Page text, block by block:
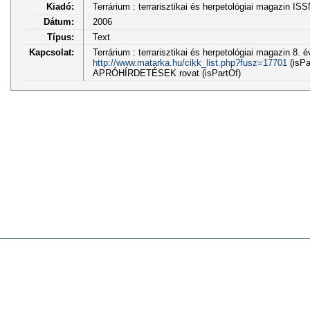
Kiadó:
Terrárium : terrarisztikai és herpetológiai magazin
Dátum:
2006
Típus:
Text
Kapcsolat:
Terrárium : terrarisztikai és herpetológiai magazin 8.
http://www.matarka.hu/cikk_list.php?fusz=17701
APRÓHÍRDETÉSEK rovat (isPartOf)